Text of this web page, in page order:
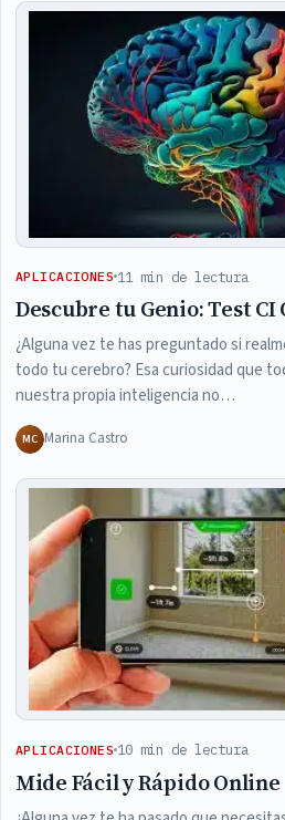
APLICACIONES 11 min de lectura
Descubre tu Genio: Test CI
¿Alguna vez te has preguntado si
todo tu cerebro? Esa curiosidad que
nuestra propia inteligencia no…
MC Marina Castro
APLICACIONES 10 min de lectura
Mide Fácil y Rápido Online